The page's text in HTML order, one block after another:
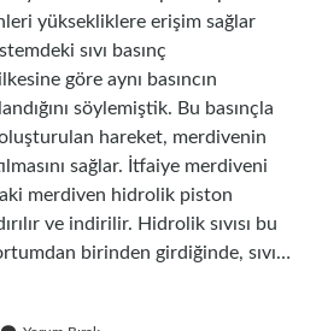
yüksekliklere erişim sağlar
sıvı basınç
göre aynı basıncın
söylemiştik. Bu basınçla
hareket, merdivenin
sağlar. İtfaiye merdiveni
merdiven hidrolik piston
ve indirilir. Hidrolik sıvısı bu
birinden girdiğinde, sıvı…